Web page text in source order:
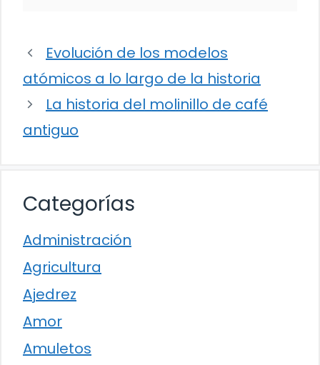
Evolución de los modelos
atómicos a lo largo de la historia
La historia del molinillo de café
antiguo
Categorías
Administración
Agricultura
Ajedrez
Amor
Amuletos